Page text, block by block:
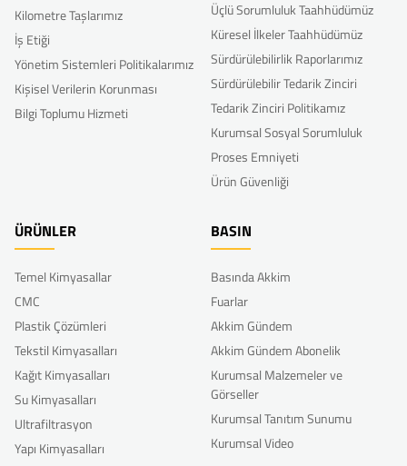
Kilometre Taşlarımız
İş Etiği
Yönetim Sistemleri Politikalarımız
Kişisel Verilerin Korunması
Bilgi Toplumu Hizmeti
Üçlü Sorumluluk Taahhüdümüz
Küresel İlkeler Taahhüdümüz
Sürdürülebilirlik Raporlarımız
Sürdürülebilir Tedarik Zinciri
Tedarik Zinciri Politikamız
Kurumsal Sosyal Sorumluluk
Proses Emniyeti
Ürün Güvenliği
ÜRÜNLER
Temel Kimyasallar
CMC
Plastik Çözümleri
Tekstil Kimyasalları
Kağıt Kimyasalları
Su Kimyasalları
Ultrafiltrasyon
Yapı Kimyasalları
BASIN
Basında Akkim
Fuarlar
Akkim Gündem
Akkim Gündem Abonelik
Kurumsal Malzemeler ve
Görseller
Kurumsal Tanıtım Sunumu
Kurumsal Video